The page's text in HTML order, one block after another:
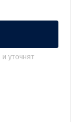
уточнят